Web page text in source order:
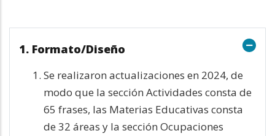
1. Formato/Diseño
Se realizaron actualizaciones en 2024, de
modo que la sección Actividades consta de
65 frases, las Materias Educativas consta
de 32 áreas y la sección Ocupaciones